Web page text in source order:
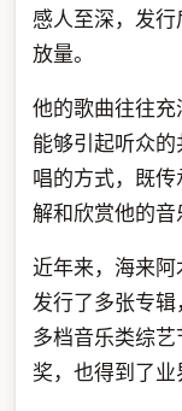
感人至深，发
放量。
他的歌曲往往充
能够引起听众
唱的方式，既
解和欣赏他的音
近年来，海来阿
发行了多张专
多档音乐类综
奖，也得到了业